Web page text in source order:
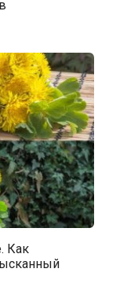
Как